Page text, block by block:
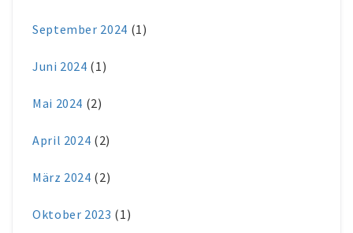
September 2024 (1)
Juni 2024 (1)
Mai 2024 (2)
April 2024 (2)
März 2024 (2)
Oktober 2023 (1)